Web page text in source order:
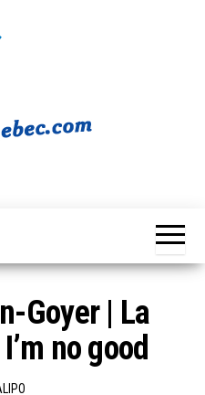
Goyer | La
no good